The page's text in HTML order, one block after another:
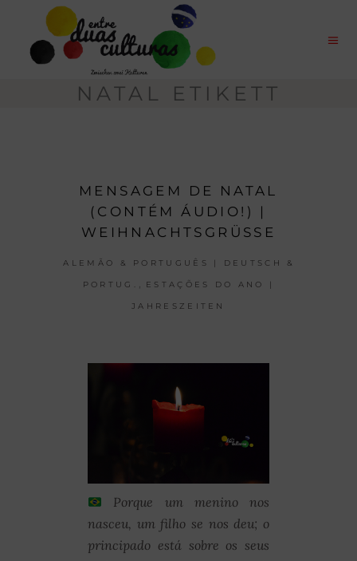
NATAL ETIKETT
MENSAGEM DE NATAL
(CONTÉM ÁUDIO!) |
WEIHNACHTSGRÜSSE
ALEMÃO & PORTUGUÊS | DEUTSCH &
PORTUG. ESTAÇÕES DO ANO |
JAHRESZEITEN
Porque um menino nos
nasceu, um filho se nos deu; o
principado está sobre os seus